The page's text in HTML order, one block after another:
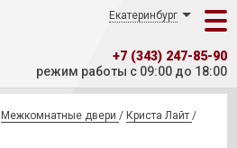
Екатеринбург
+7 (343) 247-85-90
режим работы с 09:00 до 18:00
Межкомнатные двери / Криста Лайт /